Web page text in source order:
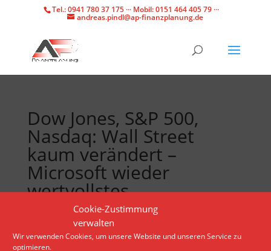
Cookie-Zustimmung
verwalten
Wir verwenden Cookies, um unsere Website und unseren Service zu
optimieren.
Tel.: 0941 780 37 175 ··· Mobil: 0151 464 405 79 ···
andreas.pindl@ap-finanzplanung.de
Dow Jones, S&P 500,
Nasdaq: Wall Street
kaum verändert –
Microsoft wieder
wertvollstes
Unternehmen
Anlegerinnen und Anleger in den USA warten auf